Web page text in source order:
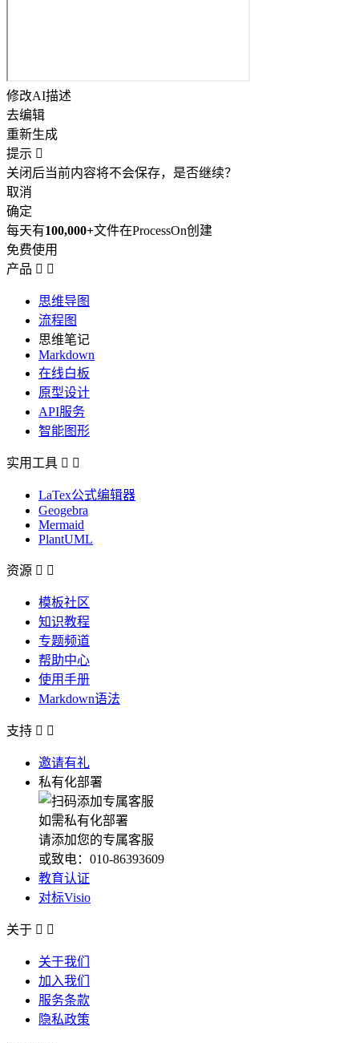
修改AI描述
去编辑
重新生成
提示 
关闭后当前内容将不会保存，是否继续？
取消
确定
每天有100,000+文件在ProcessOn创建
免费使用
产品  
思维导图
流程图
思维笔记
Markdown
在线白板
原型设计
API服务
智能图形
实用工具  
LaTex公式编辑器
Geogebra
Mermaid
PlantUML
资源  
模板社区
知识教程
专题频道
帮助中心
使用手册
Markdown语法
支持  
邀请有礼
私有化部署
如需私有化部署
请添加您的专属客服
或致电：010-86393609
教育认证
对标Visio
关于  
关于我们
加入我们
服务条款
隐私政策